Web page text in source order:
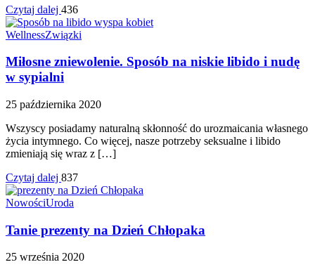
Czytaj dalej 436
WellnessZwiązki
Miłosne zniewolenie. Sposób na niskie libido i nudę
w sypialni
25 października 2020
Wszyscy posiadamy naturalną skłonność do urozmaicania własnego
życia intymnego. Co więcej, nasze potrzeby seksualne i libido
zmieniają się wraz z […]
Czytaj dalej 837
NowościUroda
Tanie prezenty na Dzień Chłopaka
25 września 2020